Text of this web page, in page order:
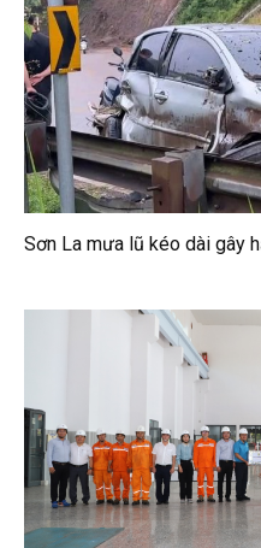
Sơn La mưa lũ kéo dài gây